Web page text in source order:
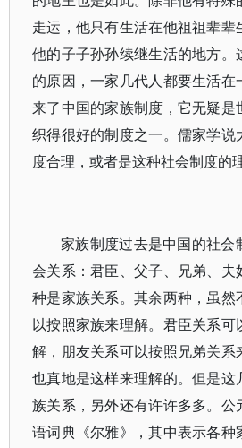
走运，他只有生活在他祖祖辈辈
他的子子孙孙续继生活的地方。
的原因，一家几代人都要生活在
来了中国的家族制度，它无疑是
织得很好的制度之一。儒家学说
度合理，或者是这种社会制度的
家族制度过去是中国的社会
会关系：君臣、父子、兄弟、夫
种是家族关系。其余两种，虽然
以按照家族来理解。君臣关系可
解，朋友关系可以按照兄弟关系
也真地是这样来理解的。但是这
族关系，另外还有许许多多。公
语词典《尔雅》，其中表示各种